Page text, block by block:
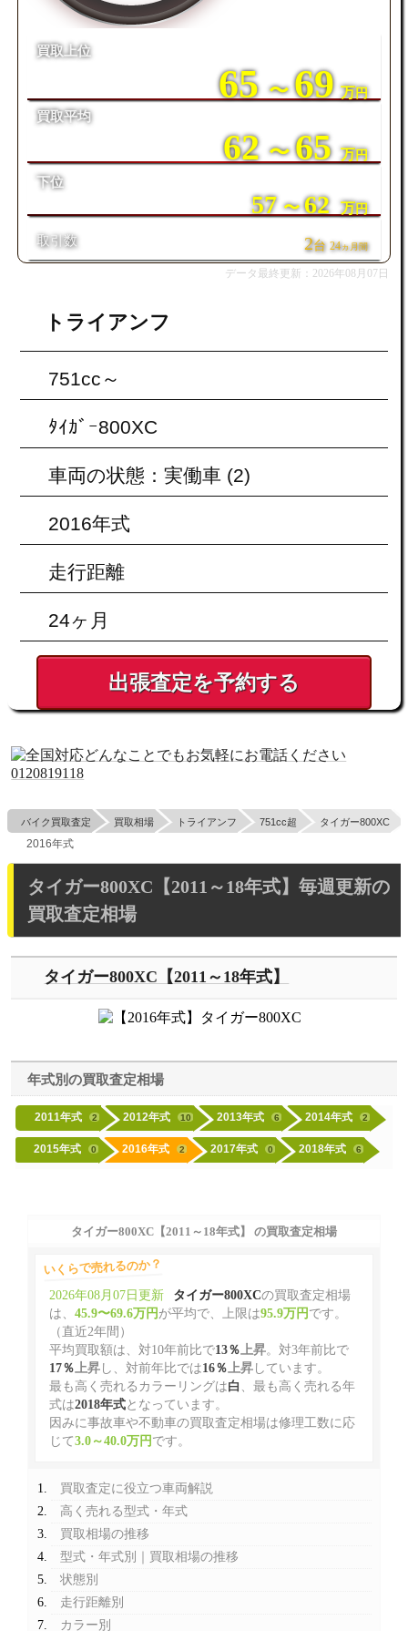
買取上位
65 〜69 万 円
買取平均
62 〜65 万 円
下位
57 〜62 万 円
取引数 2台24ヵ月間
データ最終更新：2026年08月07日
出張査定を予約する
バイク買取査定 買取相場 トライアンフ 751cc超 タイガー800XC
2016年式
タイガー800XC【2011～18年式】毎週更新の
買取査定相場
タイガー800XC【2011～18年式】
年式別の買取査定相場
2011年式 2 2012年式 10 2013年式 6 2014年式 2
2015年式 0 2016年式 2 2017年式 0 2018年式 6
タイガー800XC【2011～18年式】 の買取査定相場
いくらで売れるのか？
2026年08月07日更新 タイガー800XCの買取査定相場
は、 45.9〜69.6万円 が平均で、上限は95.9万円 です。
（直近2年間）
平均買取額は、対10年前比で13％上昇。対3年前比で
17％上昇し、対前年比では16％上昇しています。
最も高く売れるカラーリングは白 、最も高く売れる年
式は2018年式となっています。
因みに事故車や不動車の買取査定相場は修理工数に応
じて3.0～40.0万円 です。
買取査定に役立つ車両解説
高く売れる型式・年式
買取相場の推移
型式・年式別｜買取相場の推移
状態別
走行距離別
カラー別